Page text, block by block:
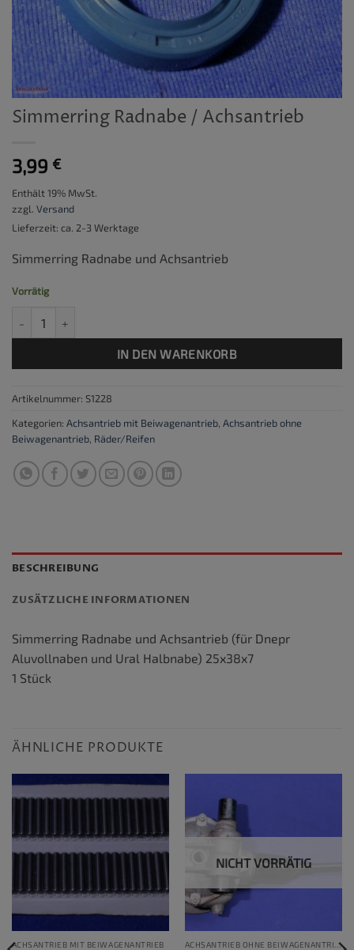
Simmerring Radnabe / Achsantrieb
3,99 €
Enthält 19% MwSt.
zzgl. Versand
Lieferzeit: ca. 2-3 Werktage
Simmerring Radnabe und Achsantrieb
Vorrätig
IN DEN WARENKORB
Artikelnummer: S1228
Kategorien: Achsantrieb mit Beiwagenantrieb, Achsantrieb ohne
Beiwagenantrieb, Räder/Reifen
BESCHREIBUNG
ZUSÄTZLICHE INFORMATIONEN
Simmerring Radnabe und Achsantrieb (für Dnepr
Aluvollnaben und Ural Halbnabe) 25x38x7
1 Stück
ÄHNLICHE PRODUKTE
ACHSANTRIEB MIT BEIWAGENANTRIEB
NICHT VORRÄTIG
ACHSANTRIEB OHNE BEIWAGENANTRIEB